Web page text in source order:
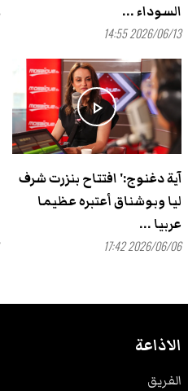
السوداء ...
2026/06/13 14:55
play_arrow
آية دغنوج:' افتتاح بنزرت شرف
ليا وبوشناق أعتبره عظيما
عربيا ...
2026/06/06 17:42
الاذاعة
الفريق